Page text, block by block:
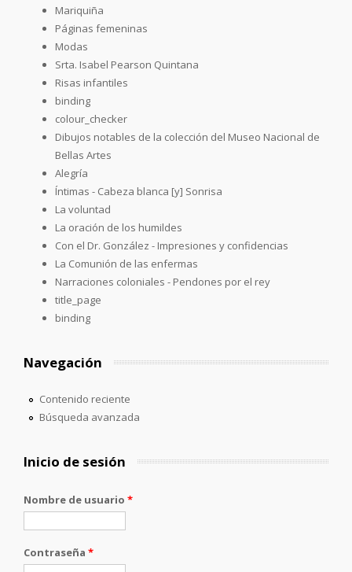
Mariquiña
Páginas femeninas
Modas
Srta. Isabel Pearson Quintana
Risas infantiles
binding
colour_checker
Dibujos notables de la colección del Museo Nacional de
Bellas Artes
Alegría
Íntimas - Cabeza blanca [y] Sonrisa
La voluntad
La oración de los humildes
Con el Dr. González - Impresiones y confidencias
La Comunión de las enfermas
Narraciones coloniales - Pendones por el rey
title_page
binding
Navegación
Contenido reciente
Búsqueda avanzada
Inicio de sesión
Nombre de usuario *
Contraseña *